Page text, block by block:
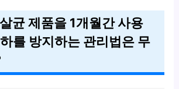
균 제품을 1개월간 사용
를 방지하는 관리법은 무